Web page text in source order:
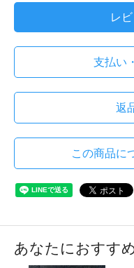
レ
支払い
返
この商品に
あなたにおすす